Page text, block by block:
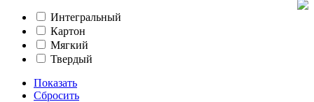
Интегральный
Картон
Мягкий
Твердый
Показать
Сбросить